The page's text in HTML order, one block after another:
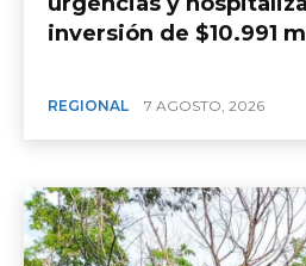
inversión de $10.991
REGIONAL 7 AGOSTO, 2026